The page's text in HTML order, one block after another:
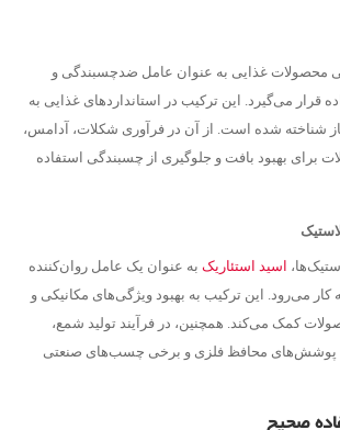
محصولات غذایی به عنوان عامل ضدچسبندگی و
قرار می‌گیرد. این ترکیب در استانداردهای غذایی به
شناخته شده است. از آن در فرآوری شکلات، آدامس،
برای بهبود بافت و جلوگیری از چسبندگی استفاده
اسید استئاریک به عنوان یک عامل روان‌کننده
کار می‌رود. این ترکیب به بهبود ویژگی‌های مکانیکی و
کمک می‌کند. همچنین، در فرآیند تولید شمع،
پوشش‌های محافظ فلزی و برخی چسب‌های صنعتی
صحیح